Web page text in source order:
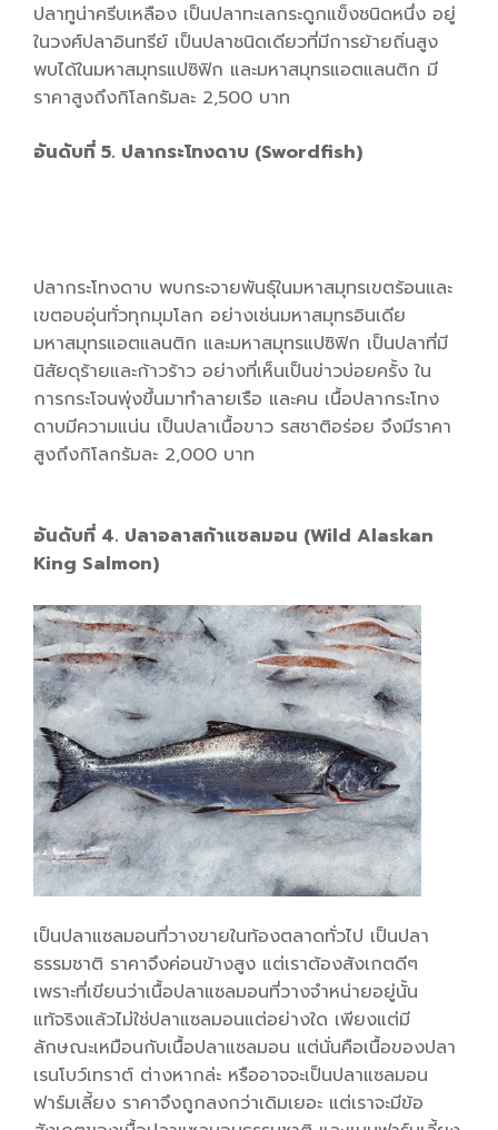
ปลาทูน่าครีบเหลือง เป็นปลาทะเลกระดูกแข็งชนิดหนึ่ง อยู่
ในวงศ์ปลาอินทรีย์ เป็นปลาชนิดเดียวที่มีการย้ายถิ่นสูง
พบได้ในมหาสมุทรแปซิฟิก และมหาสมุทรแอตแลนติก มี
ราคาสูงถึงกิโลกรัมละ 2,500 บาท
อันดับที่ 5. ปลากระโทงดาบ (Swordfish)
ปลากระโทงดาบ พบกระจายพันธุ์ในมหาสมุทรเขตร้อนและ
เขตอบอุ่นทั่วทุกมุมโลก อย่างเช่นมหาสมุทรอินเดีย
มหาสมุทรแอตแลนติก และมหาสมุทรแปซิฟิก เป็นปลาที่มี
นิสัยดุร้ายและก้าวร้าว อย่างที่เห็นเป็นข่าวบ่อยครั้ง ใน
การกระโจนพุ่งขึ้นมาทำลายเรือ และคน เนื้อปลากระโทง
ดาบมีความแน่น เป็นปลาเนื้อขาว รสชาติอร่อย จึงมีราคา
สูงถึงกิโลกรัมละ 2,000 บาท
อันดับที่ 4. ปลาอลาสก้าแซลมอน (Wild Alaskan
King Salmon)
เป็นปลาแซลมอนที่วางขายในท้องตลาดทั่วไป เป็นปลา
ธรรมชาติ ราคาจึงค่อนข้างสูง แต่เราต้องสังเกตดีๆ
เพราะที่เขียนว่าเนื้อปลาแซลมอนที่วางจำหน่ายอยู่นั้น
แท้จริงแล้วไม่ใช่ปลาแซลมอนแต่อย่างใด เพียงแต่มี
ลักษณะเหมือนกับเนื้อปลาแซลมอน แต่นั่นคือเนื้อของปลา
เรนโบว์เทราต์ ต่างหากล่ะ หรืออาจจะเป็นปลาแซลมอน
ฟาร์มเลี้ยง ราคาจึงถูกลงกว่าเดิมเยอะ แต่เราจะมีข้อ